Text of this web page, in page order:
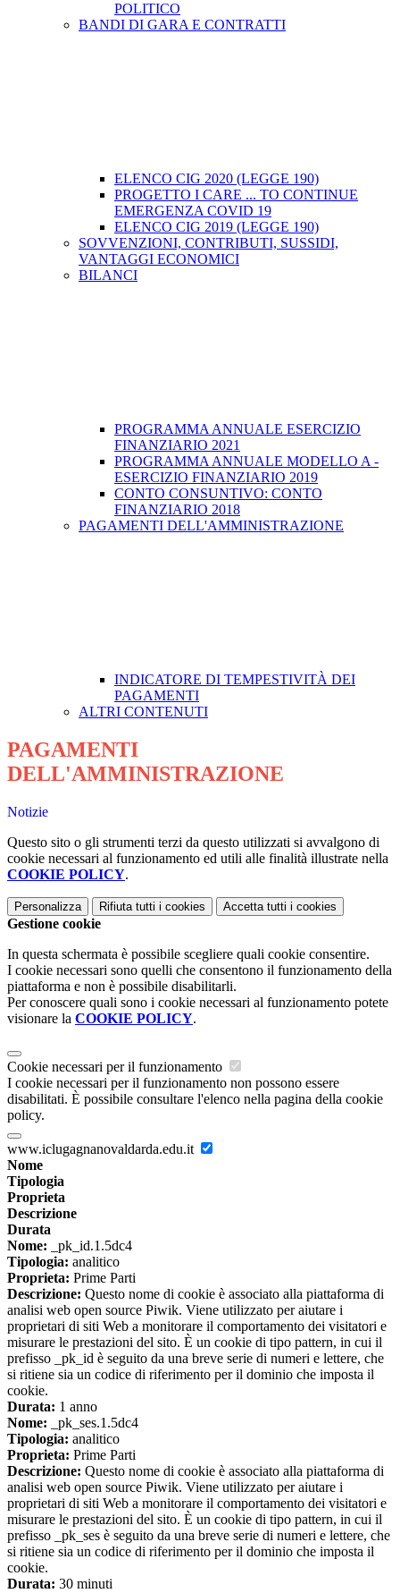
POLITICO
BANDI DI GARA E CONTRATTI
ELENCO CIG 2020 (LEGGE 190)
PROGETTO I CARE ... TO CONTINUE
EMERGENZA COVID 19
ELENCO CIG 2019 (LEGGE 190)
SOVVENZIONI, CONTRIBUTI, SUSSIDI,
VANTAGGI ECONOMICI
BILANCI
PROGRAMMA ANNUALE ESERCIZIO
FINANZIARIO 2021
PROGRAMMA ANNUALE MODELLO A -
ESERCIZIO FINANZIARIO 2019
CONTO CONSUNTIVO: CONTO
FINANZIARIO 2018
PAGAMENTI DELL'AMMINISTRAZIONE
INDICATORE DI TEMPESTIVITÀ DEI
PAGAMENTI
ALTRI CONTENUTI
PAGAMENTI
DELL'AMMINISTRAZIONE
Notizie
Questo sito o gli strumenti terzi da questo utilizzati si avvalgono di
cookie necessari al funzionamento ed utili alle finalità illustrate nella
COOKIE POLICY.
Personalizza Rifiuta tutti i cookies Accetta tutti i cookies
Gestione cookie
In questa schermata è possibile scegliere quali cookie consentire.
I cookie necessari sono quelli che consentono il funzionamento della
piattaforma e non è possibile disabilitarli.
Per conoscere quali sono i cookie necessari al funzionamento potete
visionare la COOKIE POLICY.
Cookie necessari per il funzionamento
I cookie necessari per il funzionamento non possono essere
disabilitati. È possibile consultare l'elenco nella pagina della cookie
policy.
www.iclugagnanovaldarda.edu.it
Nome
Tipologia
Proprieta
Descrizione
Durata
Nome: _pk_id.1.5dc4
Tipologia: analitico
Proprieta: Prime Parti
Descrizione: Questo nome di cookie è associato alla piattaforma di
analisi web open source Piwik. Viene utilizzato per aiutare i
proprietari di siti Web a monitorare il comportamento dei visitatori e
misurare le prestazioni del sito. È un cookie di tipo pattern, in cui il
prefisso _pk_id è seguito da una breve serie di numeri e lettere, che
si ritiene sia un codice di riferimento per il dominio che imposta il
cookie.
Durata: 1 anno
Nome: _pk_ses.1.5dc4
Tipologia: analitico
Proprieta: Prime Parti
Descrizione: Questo nome di cookie è associato alla piattaforma di
analisi web open source Piwik. Viene utilizzato per aiutare i
proprietari di siti Web a monitorare il comportamento dei visitatori e
misurare le prestazioni del sito. È un cookie di tipo pattern, in cui il
prefisso _pk_ses è seguito da una breve serie di numeri e lettere, che
si ritiene sia un codice di riferimento per il dominio che imposta il
cookie.
Durata: 30 minuti